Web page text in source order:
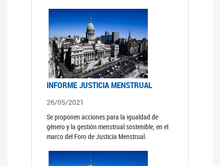
INFORME JUSTICIA MENSTRUAL
26/05/2021
Se proponen acciones para la igualdad de
género y la gestión menstrual sostenible, en el
marco del Foro de Justicia Menstrual.